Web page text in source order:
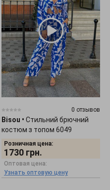
0 отзывов
Bisou • Стильний брючний
костюм з топом 6049
Розничная цена:
1730 грн.
Оптовая цена:
Узнать оптовую цену